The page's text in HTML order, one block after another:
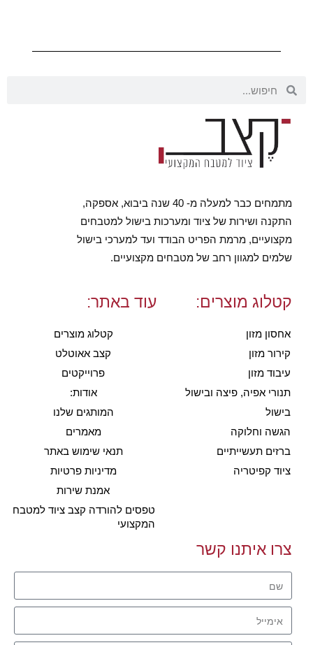
מתמחים כבר למעלה מ- 40 שנה ביבוא, אספקה,
התקנה ושירות של ציוד ומערכות בישול למטבחים
מקצועיים, מרמת הפריט הבודד ועד למערכי בישול
שלמים למגוון רחב של מטבחים מקצועיים.
קטלוג מוצרים:
אחסון מזון
קירור מזון
עיבוד מזון
תנורי אפיה, פיצה ובישול
בישול
הגשה וחלוקה
ברזים תעשייתיים
ציוד קפיטריה
עוד באתר:
קטלוג מוצרים
קצב אאוטלט
פרוייקטים
אודות:
המותגים שלנו
מאמרים
תנאי שימוש באתר
מדיניות פרטיות
אמנת שירות
טפסים להורדה קצב ציוד למטבח
המקצועי
צרו איתנו קשר